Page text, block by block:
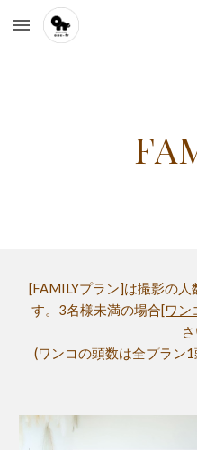
Skip to main content
[FAMILYプラン]は撮影の
す。3名様未満の場合[ワン
(ワンコの頭数は全プラン1